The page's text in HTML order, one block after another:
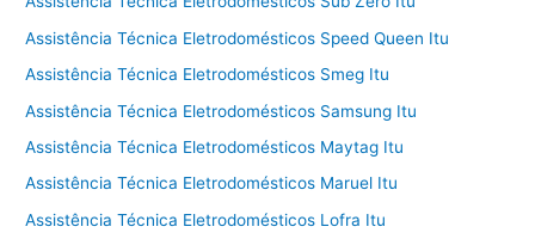
Assistência Técnica Eletrodomésticos Speed Queen Itu
Assistência Técnica Eletrodomésticos Smeg Itu
Assistência Técnica Eletrodomésticos Samsung Itu
Assistência Técnica Eletrodomésticos Maytag Itu
Assistência Técnica Eletrodomésticos Maruel Itu
Assistência Técnica Eletrodomésticos Lofra Itu